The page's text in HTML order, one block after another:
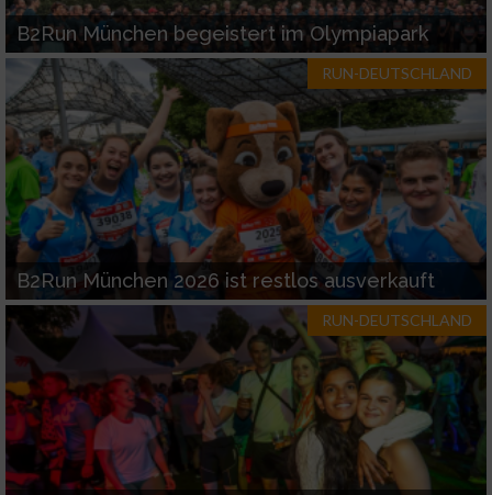
B2Run München begeistert im Olympiapark
RUN-DEUTSCHLAND
B2Run München 2026 ist restlos ausverkauft
RUN-DEUTSCHLAND